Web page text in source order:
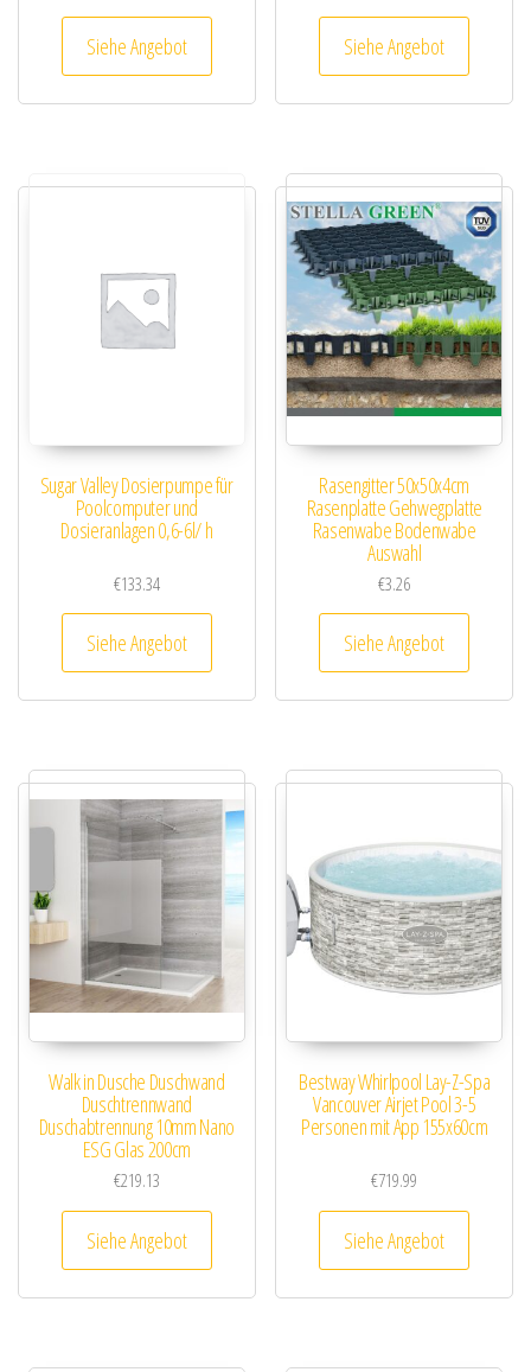
Siehe Angebot Siehe Angebot
Sugar Valley Dosierpumpe für
Poolcomputer und
Dosieranlagen 0,6-6l/ h
€133.34
Siehe Angebot
Rasengitter 50x50x4cm
Rasenplatte Gehwegplatte
Rasenwabe Bodenwabe
Auswahl
€3.26
Siehe Angebot
Walk in Dusche Duschwand
Duschtrennwand
Duschabtrennung 10mm Nano
ESG Glas 200cm
€219.13
Siehe Angebot
Bestway Whirlpool Lay-Z-Spa
Vancouver Airjet Pool 3-5
Personen mit App 155x60cm
€719.99
Siehe Angebot